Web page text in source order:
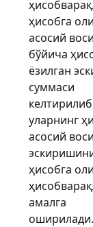
ҳисобга
асосий
бўйича
ёзилган
суммаси
уларнинг
асосий
ҳисобга
амалга
оширилади.